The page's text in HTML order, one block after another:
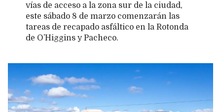
vías de acceso a la zona sur de la ciudad,
este sábado 8 de marzo comenzarán las
tareas de recapado asfáltico en la Rotonda
de O’Higgins y Pacheco.